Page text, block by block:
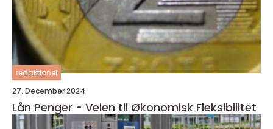
redaktionel
27. December 2024
Lån Penger - Veien til Økonomisk Fleksibilitet